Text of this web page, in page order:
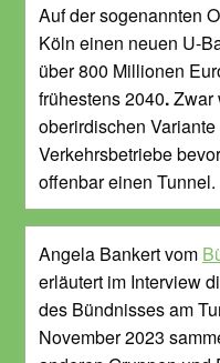
Auf der sogenannten
Köln einen neuen U-
über 800 Millionen
frühestens 2040.Zwar
oberirdischen
Verkehrsbetriebe
offenbar einen Tunnel.
Angela Bankert vom
erläutert im Interview
des Bündnisses am
November 2023